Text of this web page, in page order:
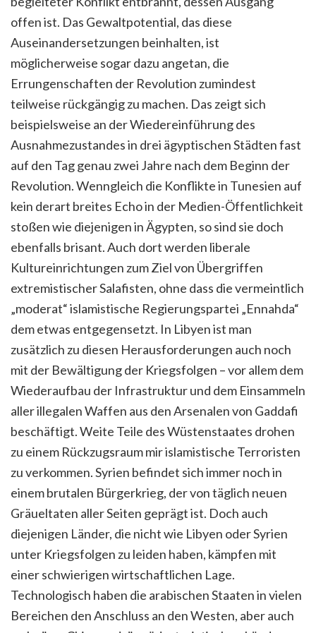
offen ist. Das Gewaltpotential, das diese
Auseinandersetzungen beinhalten, ist
möglicherweise sogar dazu angetan, die
Errungenschaften der Revolution zumindest
teilweise rückgängig zu machen. Das zeigt sich
beispielsweise an der Wiedereinführung des
Ausnahmezustandes in drei ägyptischen Städten fast
auf den Tag genau zwei Jahre nach dem Beginn der
Revolution. Wenngleich die Konflikte in Tunesien auf
kein derart breites Echo in der Medien-Öffentlichkeit
stoßen wie diejenigen in Ägypten, so sind sie doch
ebenfalls brisant. Auch dort werden liberale
Kultureinrichtungen zum Ziel von Übergriffen
extremistischer Salafisten, ohne dass die vermeintlich
„moderat“ islamistische Regierungspartei „Ennahda“
dem etwas entgegensetzt. In Libyen ist man
zusätzlich zu diesen Herausforderungen auch noch
mit der Bewältigung der Kriegsfolgen – vor allem dem
Wiederaufbau der Infrastruktur und dem Einsammeln
aller illegalen Waffen aus den Arsenalen von Gaddafi
beschäftigt. Weite Teile des Wüstenstaates drohen
zu einem Rückzugsraum mir islamistische Terroristen
zu verkommen. Syrien befindet sich immer noch in
einem brutalen Bürgerkrieg, der von täglich neuen
Gräueltaten aller Seiten geprägt ist. Doch auch
diejenigen Länder, die nicht wie Libyen oder Syrien
unter Kriegsfolgen zu leiden haben, kämpfen mit
einer schwierigen wirtschaftlichen Lage.
Technologisch haben die arabischen Staaten in vielen
Bereichen den Anschluss an den Westen, aber auch